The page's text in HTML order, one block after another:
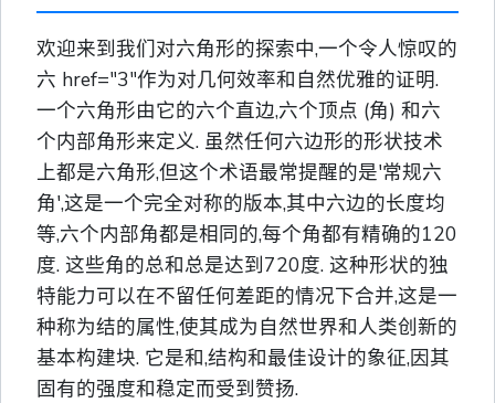
欢迎来到我们对六角形的探索中,一个令人惊叹的
六 href="3"作为对几何效率和自然优雅的证明.
一个六角形由它的六个直边,六个顶点 (角) 和六
个内部角形来定义. 虽然任何六边形的形状技术
上都是六角形,但这个术语最常提醒的是'常规六
角',这是一个完全对称的版本,其中六边的长度均
等,六个内部角都是相同的,每个角都有精确的120
度. 这些角的总和总是达到720度. 这种形状的独
特能力可以在不留任何差距的情况下合并,这是一
种称为结的属性,使其成为自然世界和人类创新的
基本构建块. 它是和,结构和最佳设计的象征,因其
固有的强度和稳定而受到赞扬.